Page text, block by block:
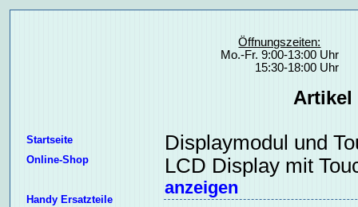
Öffnungszeiten:
Mo.-Fr. 9:00-13:00 Uhr
15:30-18:00 Uhr
Artikel
Startseite
Online-Shop
Handy Ersatzteile
Displaymodul und
LCD Display mit
anzeigen